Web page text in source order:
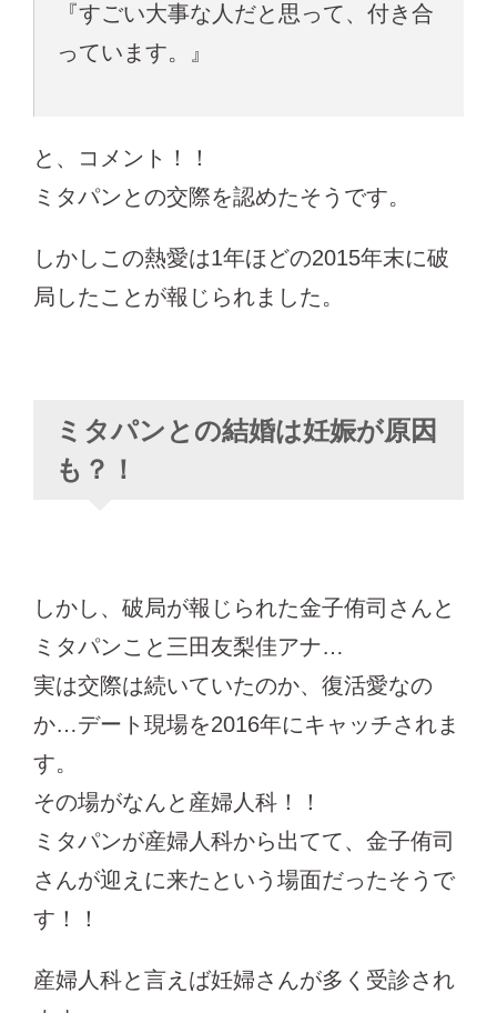
『すごい大事な人だと思って、付き合
っています。』
と、コメント！！
ミタパンとの交際を認めたそうです。
しかしこの熱愛は1年ほどの2015年末に破
局したことが報じられました。
ミタパンとの結婚は妊娠が原因
も？！
しかし、破局が報じられた金子侑司さんと
ミタパンこと三田友梨佳アナ…
実は交際は続いていたのか、復活愛なの
か…デート現場を2016年にキャッチされま
す。
その場がなんと産婦人科！！
ミタパンが産婦人科から出てて、金子侑司
さんが迎えに来たという場面だったそうで
す！！
産婦人科と言えば妊婦さんが多く受診され